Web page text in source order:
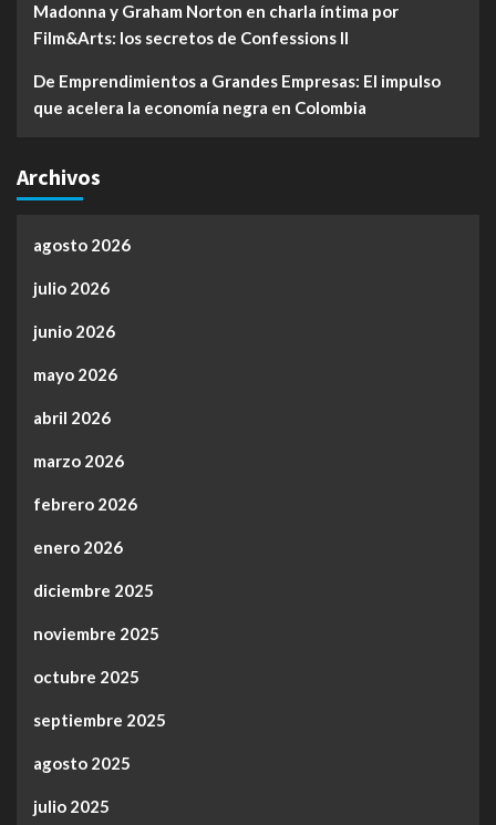
Madonna y Graham Norton en charla íntima por
Film&Arts: los secretos de Confessions II
De Emprendimientos a Grandes Empresas: El impulso
que acelera la economía negra en Colombia
Archivos
agosto 2026
julio 2026
junio 2026
mayo 2026
abril 2026
marzo 2026
febrero 2026
enero 2026
diciembre 2025
noviembre 2025
octubre 2025
septiembre 2025
agosto 2025
julio 2025